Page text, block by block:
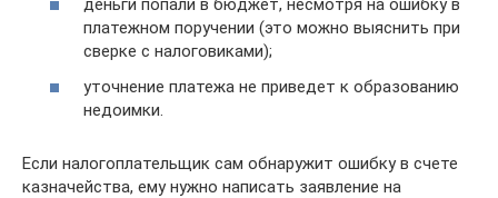
деньги попали в бюджет, несмотря на ошибку в
платежном поручении (это можно выяснить при
сверке с налоговиками);
уточнение платежа не приведет к образованию
недоимки.
Если налогоплательщик сам обнаружит ошибку в счете
казначейства, ему нужно написать заявление на